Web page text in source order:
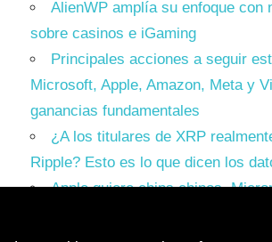
AlienWP amplía su enfoque con
sobre casinos e iGaming
Principales acciones a seguir
Microsoft, Apple, Amazon, Meta y
ganancias fundamentales
¿A los titulares de XRP
Ripple? Esto es lo que dicen los
Apple quiere chips chinos.